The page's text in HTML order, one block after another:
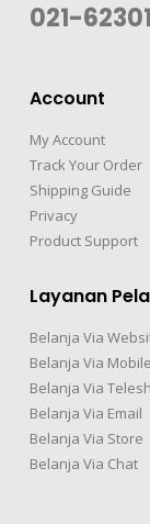
021-
Account
My Account
Track Your Order
Shipping Guide
Privacy
Product Support
Layanan
Belanja Via
Belanja Via Mobile
Belanja Via
Belanja Via Email
Belanja Via Store
Belanja Via Chat